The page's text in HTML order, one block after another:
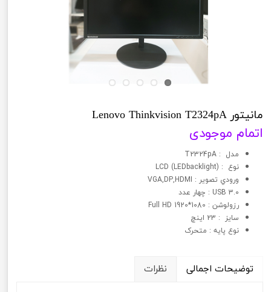
مانیتور Lenovo Thinkvision T2324pA
اتمام موجودی
مدل : T2324pA
نوع : (LCD (LEDbacklight
ورودي تصوير : VGA,DP,HDMI
USB 3.0 : چهار عدد
رزولوشن : 1080*1920 Full HD
سايز : 23 اینچ
نوع پايه : متحرک
توضیحات اجمالی نظرات